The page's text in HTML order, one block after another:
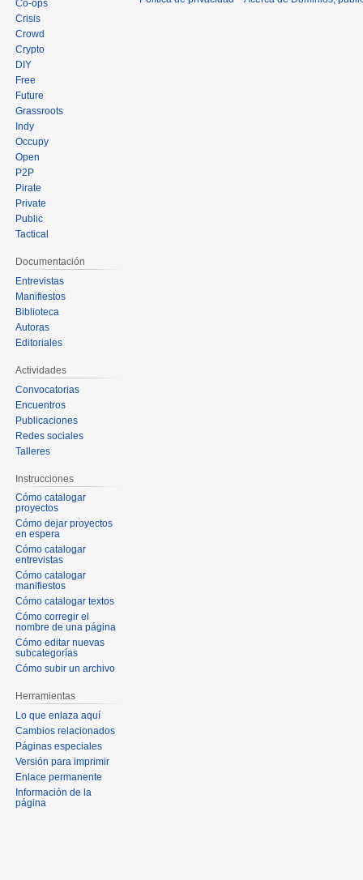
Co-ops
Crisis
Crowd
Crypto
DIY
Free
Future
Grassroots
Indy
Occupy
Open
P2P
Pirate
Private
Public
Tactical
Documentación
Entrevistas
Manifiestos
Biblioteca
Autoras
Editoriales
Actividades
Convocatorias
Encuentros
Publicaciones
Redes sociales
Talleres
Instrucciones
Cómo catalogar
proyectos
Cómo dejar proyectos
en espera
Cómo catalogar
entrevistas
Cómo catalogar
manifiestos
Cómo catalogar textos
Cómo corregir el
nombre de una página
Cómo editar nuevas
subcategorías
Cómo subir un archivo
Herramientas
Lo que enlaza aquí
Cambios relacionados
Páginas especiales
Versión para imprimir
Enlace permanente
Información de la
página